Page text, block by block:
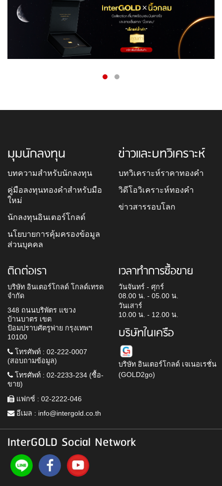
มุมนักลงทุน
บทความสำหรับนักลงทุน
คู่มือลงทุนทองคำสำหรับมือ
ใหม่
นักลงทุนอินเตอร์โกลด์
นโยบายการคุ้มครองข้อมูล
ส่วนบุคคล
ข่าวและบทวิเคราะห์
บทวิเคราะห์ราคาทองคำ
วิดีโอวิเคราะห์ทองคำ
ข่าวสารรอบโลก
ติดต่อเรา
บริษัท อินเตอร์โกลด์ โกลด์เทรด
จำกัด
348 ถนนบริพัตร แขวง
บ้านบาตร เขต
ป้อมปราบศัตรูพ่าย กรุงเทพฯ
10100
โทรศัพท์ : 02-222-0007
(สอบถามข้อมูล)
โทรศัพท์ : 02-2233-234 (ซื้อ-
ขาย)
แฟกซ์ : 02-2222-046
อีเมล : info@intergold.co.th
เวลาทำการซื้อขาย
วันจันทร์ - ศุกร์
08.00 น. - 05.00 น.
วันเสาร์
10.00 น. - 12.00 น.
บริษัทในเครือ
บริษัท อินเตอร์โกลด์ เจเนอเรชั่น
(GOLD2go)
InterGOLD Social Network